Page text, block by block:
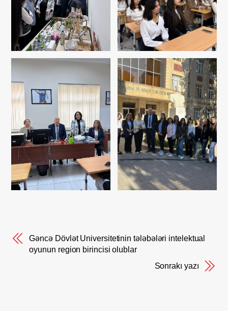
Gəncə Dövlət Universitetinin tələbələri intelektual
oyunun region birincisi olublar
Sonrakı yazı